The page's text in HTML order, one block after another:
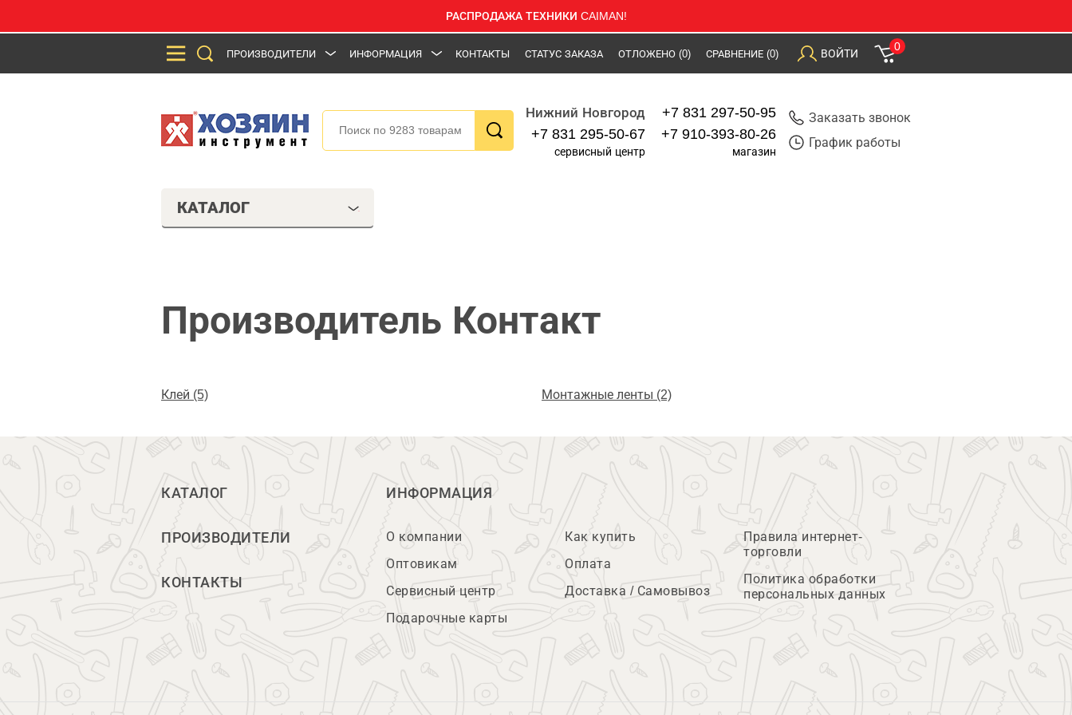
РАСПРОДАЖА ТЕХНИКИ CAIMAN!
ПРОИЗВОДИТЕЛИ ИНФОРМАЦИЯ КОНТАКТЫ СТАТУС ЗАКАЗА ОТЛОЖЕНО (0) СРАВНЕНИЕ (0) ВОЙТИ
0
Нижний Новгород
+7 831 295-50-67
сервисный центр
+7 831 297-50-95
+7 910-393-80-26
магазин
Заказать звонок
График работы
КАТАЛОГ
Производитель Контакт
Клей (5) Монтажные ленты (2)
КАТАЛОГ
ПРОИЗВОДИТЕЛИ
КОНТАКТЫ
ИНФОРМАЦИЯ
О компании
Оптовикам
Сервисный центр
Подарочные карты
Как купить
Оплата
Доставка / Самовывоз
Правила интернет-
торговли
Политика обработки
персональных данных